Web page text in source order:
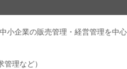
小企業の販売管理・経営管理を中
理など）